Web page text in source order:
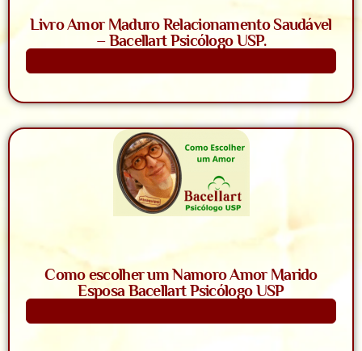
Livro Amor Maduro Relacionamento Saudável
– Bacellart Psicólogo USP.
Como escolher um Namoro Amor Marido
Esposa Bacellart Psicólogo USP